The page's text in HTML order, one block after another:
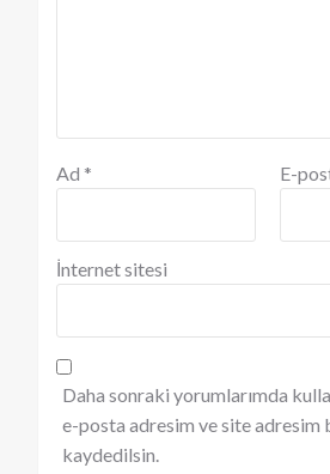
Ad * E-
İnternet sitesi
Daha sonraki yorumlarımda
e-posta adresim ve site adresim
kaydedilsin.